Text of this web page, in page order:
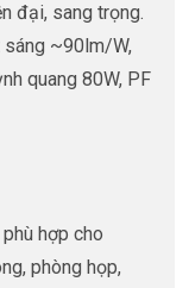
đại, sang trọng.
sáng ~90lm/W,
quang 80W, PF
hợp cho
phòng họp,